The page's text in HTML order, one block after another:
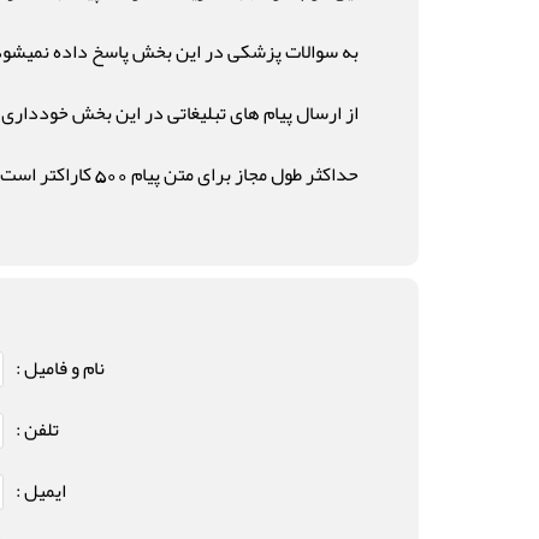
به سوالات پزشکی در این بخش پاسخ داده
از ارسال پیام های تبلیغاتی در این بخش خودداری
حداکثر طول مجاز برای متن پیام 500 کاراکتر است .
نام و فامیل :
تلفن :
ایمیل :